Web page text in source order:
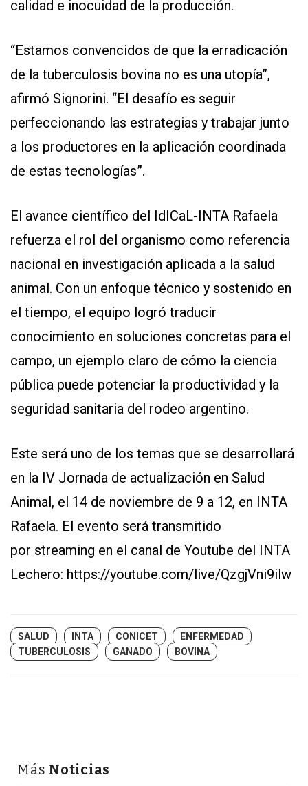
calidad e inocuidad de la producción.
“Estamos convencidos de que la erradicación
de la tuberculosis bovina no es una utopía”,
afirmó Signorini. “El desafío es seguir
perfeccionando las estrategias y trabajar junto
a los productores en la aplicación coordinada
de estas tecnologías”.
El avance científico del IdICaL-INTA Rafaela
refuerza el rol del organismo como referencia
nacional en investigación aplicada a la salud
animal. Con un enfoque técnico y sostenido en
el tiempo, el equipo logró traducir
conocimiento en soluciones concretas para el
campo, un ejemplo claro de cómo la ciencia
pública puede potenciar la productividad y la
seguridad sanitaria del rodeo argentino.
Este será uno de los temas que se desarrollará
en la IV Jornada de actualización en Salud
Animal, el 14 de noviembre de 9 a 12, en INTA
Rafaela. El evento será transmitido
por streaming en el canal de Youtube del INTA
Lechero: https://youtube.com/live/QzgjVni9ilw
SALUD INTA CONICET
ENFERMEDAD
TUBERCULOSIS
GANADO BOVINA
Más Noticias